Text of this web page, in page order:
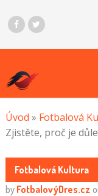
Úvod » Fotbalová
Zjistěte, proč je
Fotbalová Kultura
by FotbalovýDres.cz